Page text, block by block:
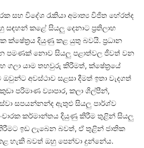
සහ විදේශ රැකියා අමාත්‍ය විජිත හේරත්ද
සඳහන් කළේ සියලු දෙනාට ප්‍රතිලාභ
ක්ෂේත්‍රය දියුණු කළ යුතු බවයි. ප්‍රධාන
පමණක් නොව සියලු පළාත්වල ජීවත් වන
ගලා යාම තහවුරු කිරීමත්, ක්ෂේත්‍රයේ
අවස්ථාව සළසා දීමත් ඉතා වැදගත්
පරිමාණ ව්‍යාපාර, කලා ශිල්පීන්,
සපයන්නන්ද ඇතුළු සියලු පාර්ශ්ව
කර්මාන්තය දියුණු කිරීම තුළින් සියලු
ඉඩ ලැබෙන බවත්, ඒ තුළින් ජාතික
හැකි බවත් ඔහු පෙන්වා දුන්නේය.